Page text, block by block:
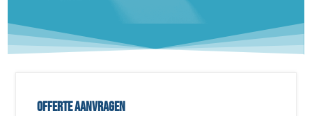
Offerte aanvragen